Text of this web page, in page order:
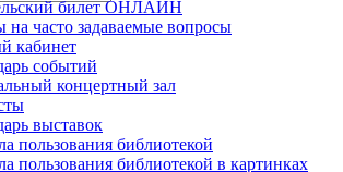
билет ОНЛАЙН
на часто задаваемые вопросы
кабинет
событий
концертный зал
выставок
пользования библиотекой
пользования библиотекой в картинках